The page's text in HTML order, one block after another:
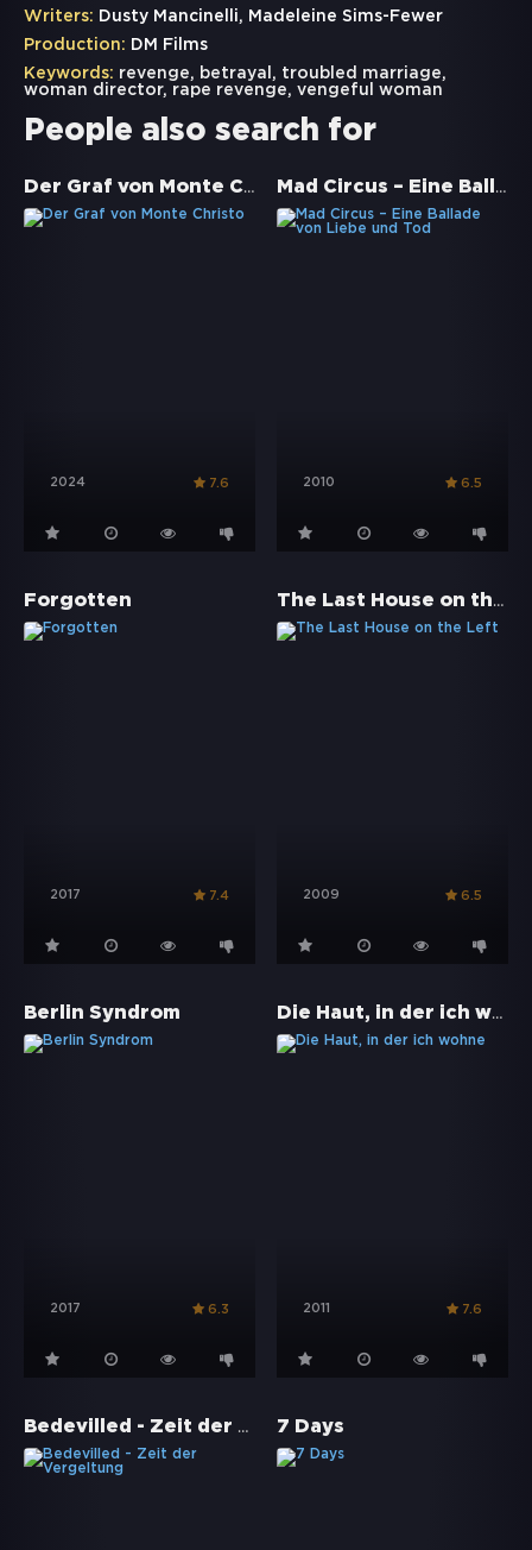
Writers: Dusty Mancinelli, Madeleine Sims-Fewer
Production: DM Films
Keywords: revenge, betrayal , troubled marriage,
woman director, rape revenge, vengeful woman
People also search for
Der Graf von Monte Christo
2024 7.6
Mad Circus – Eine Ballade von Liebe und Tod
2010 6.5
Forgotten
2017 7.4
The Last House on the Left
2009 6.5
Berlin Syndrom
2017 6.3
Die Haut, in der ich wohne
2011 7.6
Bedevilled - Zeit der Vergeltung 7 Days